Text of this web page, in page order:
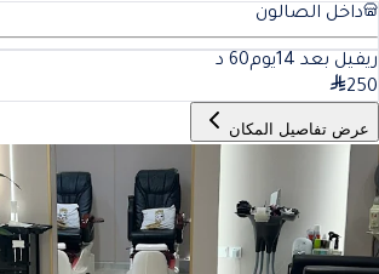
داخل الصالون
ريفيل بعد 14يوم 60 د
250
عرض تفاصيل المكان